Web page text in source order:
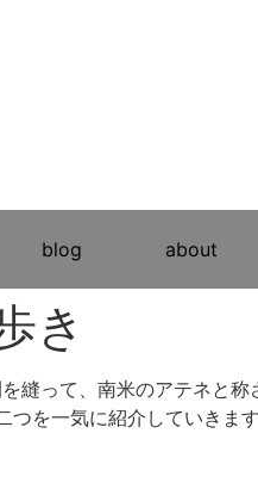
blog about
き
縫って、南米のアテネと
を一気に紹介していきます